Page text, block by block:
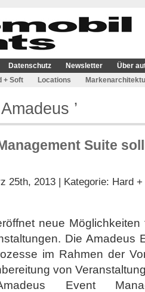
Datenschutz Newsletter
Über
+ Soft Locations
’
Suite
25th, 2013 | Kategorie: Hard
neue
Die Amadeus
im Rahmen der
von
Event